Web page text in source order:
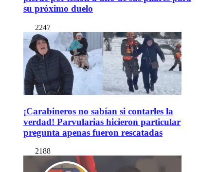
su próximo duelo
2247
¡Carabineros no sabían si contarles la
verdad! Parvularias hicieron particular
pregunta apenas fueron rescatadas
2188